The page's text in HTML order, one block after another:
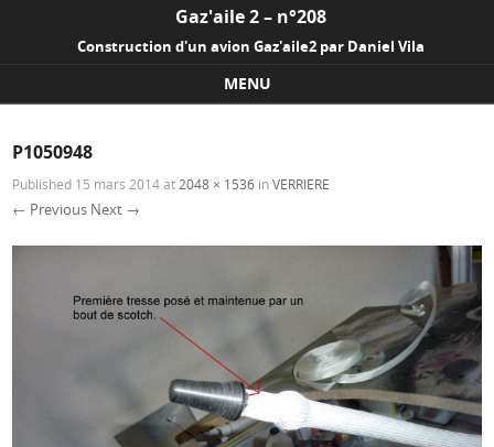
Gaz'aile 2 – n°208
Construction d'un avion Gaz'aile2 par Daniel Vila
MENU
P1050948
Published 15 mars 2014at 2048 × 1536 inVERRIERE
← Previous Next →